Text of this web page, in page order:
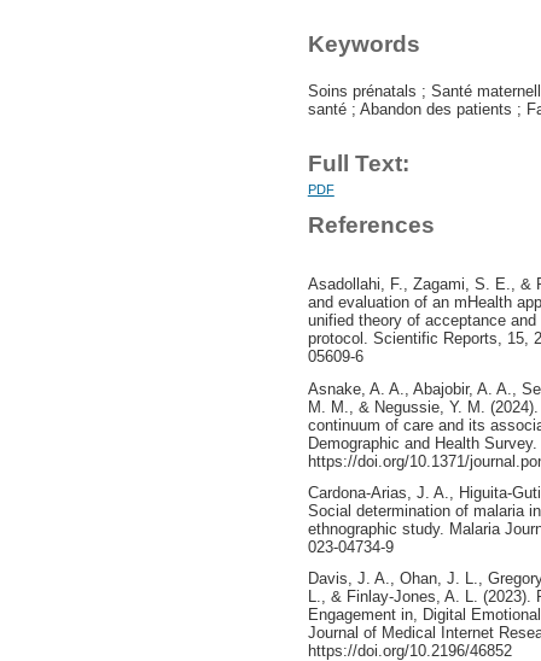
Keywords
Soins prénatals ; Santé
santé ; Abandon des patients ;
Full Text:
PDF
References
Asadollahi, F., Zagami, S. E., &
and evaluation of an mHealth
unified theory of acceptance
protocol. Scientific Reports, 15,
05609-6
Asnake, A. A., Abajobir, A. A.,
M. M., & Negussie, Y. M.
continuum of care and its
Demographic and Health
https://doi.org/10.1371/
Cardona-Arias, J. A., Higuita-
Social determination of malaria
ethnographic study. Malaria
023-04734-9
Davis, J. A., Ohan, J. L.,
L., & Finlay-Jones, A. L.
Engagement in, Digital
Journal of Medical Internet
https://doi.org/10.2196/46852